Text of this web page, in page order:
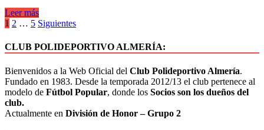
Leer más
1 2 … 5 Siguientes
CLUB POLIDEPORTIVO ALMERÍA:
Bienvenidos a la Web Oficial del Club Polideportivo Almería.
Fundado en 1983. Desde la temporada 2012/13 el club pertenece al
modelo de Fútbol Popular, donde los Socios son los dueños del
club.
Actualmente en División de Honor – Grupo 2